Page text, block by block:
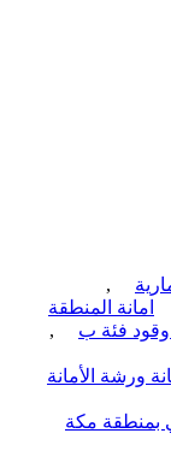
,
المنطقة
فئة ب
,
الأمانة
مكة